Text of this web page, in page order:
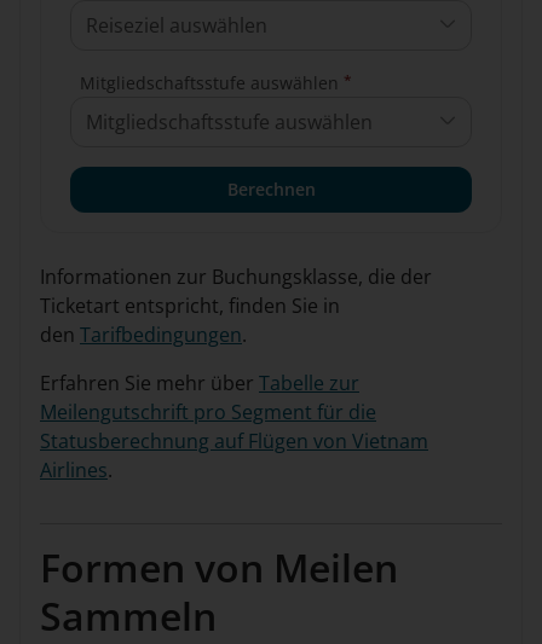
Reiseziel auswählen
Mitgliedschaftsstufe auswählen *
Mitgliedschaftsstufe auswählen
Berechnen
Informationen zur Buchungsklasse, die der
Ticketart entspricht, finden Sie in
den Tarifbedingungen.
Erfahren Sie mehr über Tabelle zur
Meilengutschrift pro Segment für die
Statusberechnung auf Flügen von Vietnam
Airlines.
Formen von Meilen
Sammeln